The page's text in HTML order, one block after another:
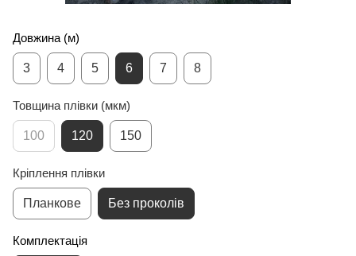
Довжина (м)
3 4 5 6 7 8
Товщина плівки (мкм)
100 120 150
Кріплення плівки
Планкове Без проколів
Комплектація